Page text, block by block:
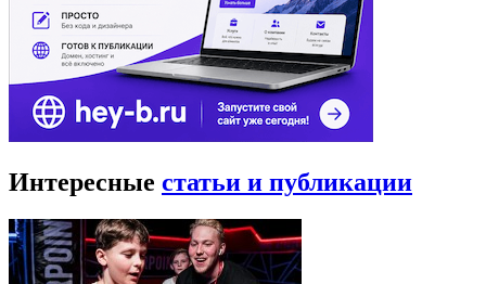
Интересные статьи и публикации